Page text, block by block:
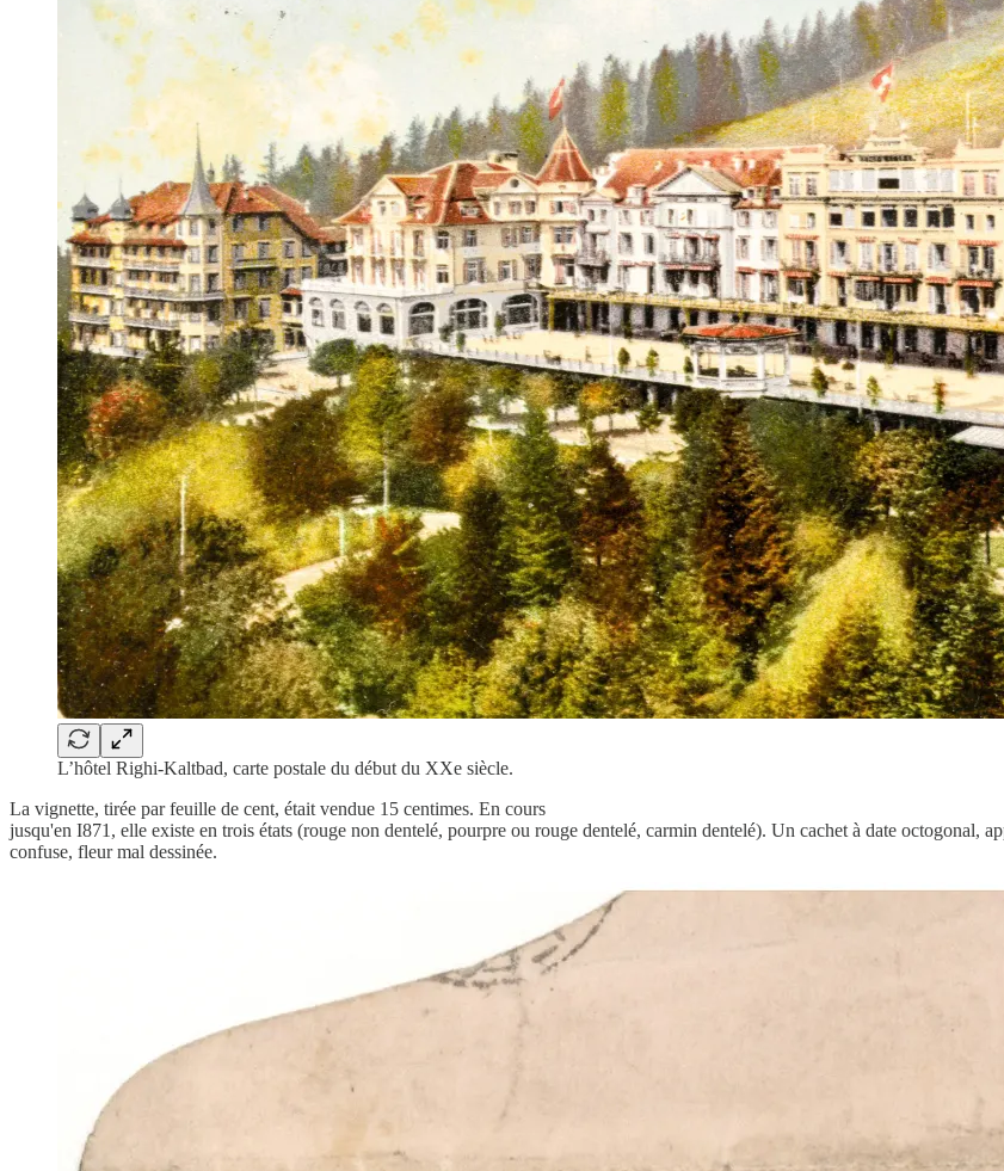
L’hôtel Righi-Kaltbad, carte postale du début du XXe siècle.
La vignette, tirée par feuille de cent, était vendue 15 centimes. En cours
jusqu'en I871, elle existe en trois états (rouge non dentelé, pourpre ou rouge dentelé, carmin dentelé). Un cachet à date octogonal,
confuse, fleur mal dessinée.